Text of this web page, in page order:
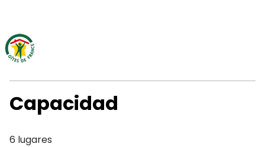
Capacidad
6 lugares